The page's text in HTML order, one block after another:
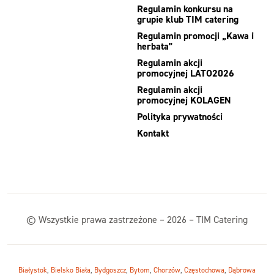
Regulamin konkursu na
grupie klub TIM catering
Regulamin promocji „Kawa i
herbata”
Regulamin akcji
promocyjnej LATO2026
Regulamin akcji
promocyjnej KOLAGEN
Polityka prywatności
Kontakt
© Wszystkie prawa zastrzeżone – 2026 – TIM Catering
Białystok, Bielsko Biała, Bydgoszcz, Bytom, Chorzów, Częstochowa, Dąbrowa